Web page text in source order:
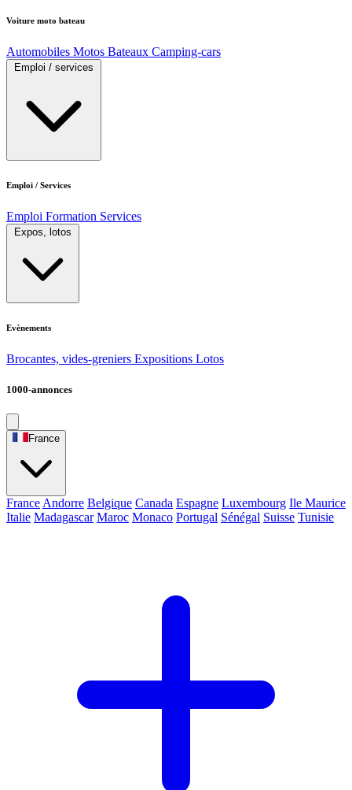
Voiture moto bateau
Automobiles Motos Bateaux Camping-cars
Emploi / services
Emploi / Services
Emploi Formation Services
Expos, lotos
Evènements
Brocantes, vides-greniers Expositions Lotos
1000-annonces
France
France Andorre Belgique Canada Espagne Luxembourg Ile Maurice
Italie Madagascar Maroc Monaco Portugal Sénégal Suisse Tunisie